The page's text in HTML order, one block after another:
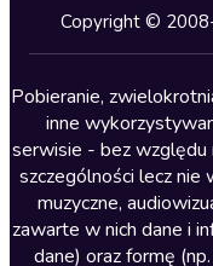
Kryminały
Lektury szkolne
Literatura anglojęzyczna
Literatura faktu
Literatura obyczajowa
Literatura piękna obca
Copyright ©
Pobieranie,
inne
serwisie - bez względu
szczególności lecz nie
muzyczne,
zawarte w nich dane i
dane) oraz formę